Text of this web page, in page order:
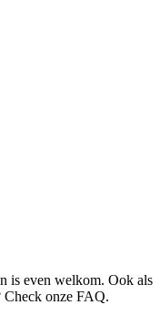
is even welkom. Ook als
Check onze FAQ.